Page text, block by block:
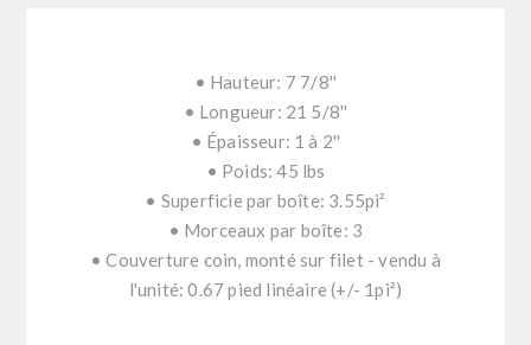
• Hauteur: 7 7/8''
• Longueur: 21 5/8''
• Épaisseur: 1 à 2''
• Poids: 45 lbs
• Superficie par boîte: 3.55pi²
• Morceaux par boîte: 3
• Couverture coin, monté sur filet - vendu à
l'unité: 0.67 pied linéaire (+/- 1pi²)